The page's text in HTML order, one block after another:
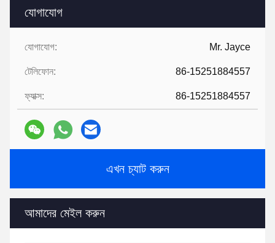
যোগাযোগ
যোগাযোগ: Mr. Jayce
টেলিফোন: 86-15251884557
ফ্যাক্স: 86-15251884557
এখন চ্যাট করুন
আমাদের মেইল করুন